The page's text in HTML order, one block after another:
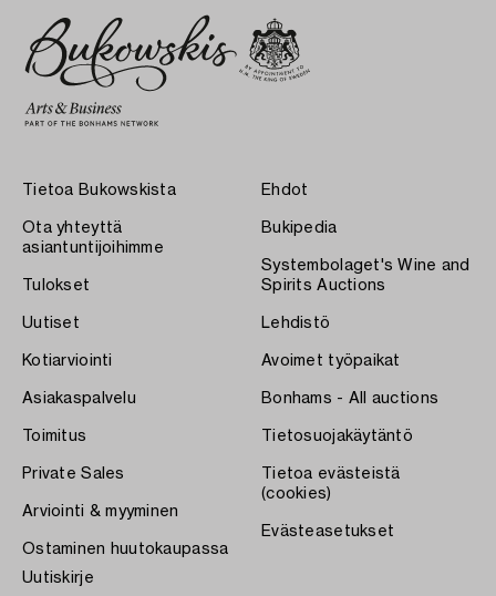
Tietoa Bukowskista
Ota yhteyttä
asiantuntijoihimme
Tulokset
Uutiset
Kotiarviointi
Asiakaspalvelu
Toimitus
Private Sales
Arviointi & myyminen
Ostaminen huutokaupassa
Ehdot
Bukipedia
Systembolaget's Wine and
Spirits Auctions
Lehdistö
Avoimet työpaikat
Bonhams - All auctions
Tietosuojakäytäntö
Tietoa evästeistä
(cookies)
Evästeasetukset
Uutiskirje